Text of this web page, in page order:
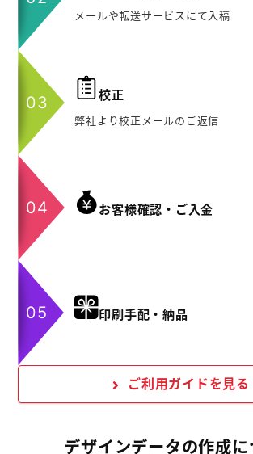
メールや転送サービスにて入稿
校正
弊社より校正メールのご返信
お客様確認・ご入金
印刷手配・納品
ご利用ガイドを見る
デザインデータの作成に